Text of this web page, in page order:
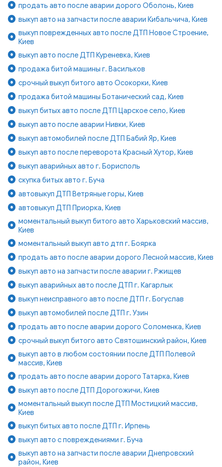
продать авто после аварии дорого Оболонь, Киев
выкуп авто на запчасти после аварии Кибальчича, Киев
выкуп поврежденных авто после ДТП Новое Строение,
Киев
выкуп авто после ДТП Куреневка, Киев
продажа битой машины г. Васильков
срочный выкуп битого авто Осокорки, Киев
продажа битой машины Ботанический сад, Киев
выкуп битых авто после ДТП Царское село, Киев
выкуп авто после аварии Нивки, Киев
выкуп автомобилей после ДТП Бабий Яр, Киев
выкуп авто после переворота Красный Хутор, Киев
выкуп аварийных авто г. Борисполь
скупка битых авто г. Буча
автовыкуп ДТП Ветряные горы, Киев
автовыкуп ДТП Приорка, Киев
моментальный выкуп битого авто Харьковский массив,
Киев
моментальный выкуп авто дтп г. Боярка
продать авто после аварии дорого Лесной массив, Киев
выкуп авто на запчасти после аварии г. Ржищев
выкуп аварийных авто после ДТП г. Кагарлык
выкуп неисправного авто после ДТП г. Богуслав
выкуп автомобилей после ДТП г. Узин
продать авто после аварии дорого Соломенка, Киев
срочный выкуп битого авто Святошинский район, Киев
выкуп авто в любом состоянии после ДТП Полевой
массив, Киев
продать авто после аварии дорого Татарка, Киев
выкуп авто после ДТП Дорогожичи, Киев
моментальный выкуп после ДТП Мостицкий массив,
Киев
выкуп битых авто после ДТП г. Ирпень
выкуп авто с повреждениями г. Буча
выкуп авто на запчасти после аварии Днепровский
район, Киев